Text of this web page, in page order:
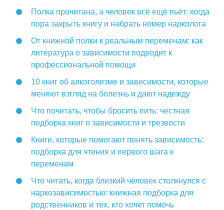
Полка прочитана, а человек всё ещё пьёт: когда
пора закрыть книгу и набрать номер нарколога
От книжной полки к реальным переменам: как
литература о зависимости подводит к
профессиональной помощи
10 книг об алкоголизме и зависимости, которые
меняют взгляд на болезнь и дают надежду
Что почитать, чтобы бросить пить: честная
подборка книг о зависимости и трезвости
Книги, которые помогают понять зависимость:
подборка для чтения и первого шага к
переменам
Что читать, когда близкий человек столкнулся с
наркозависимостью: книжная подборка для
родственников и тех, кто хочет помочь